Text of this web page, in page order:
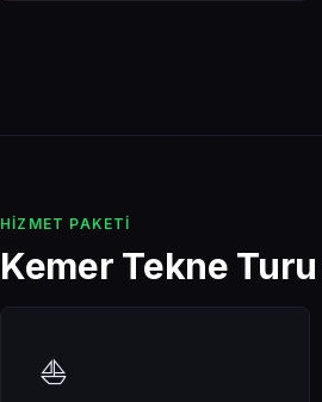
HIZMET PAKETI
Kemer Tekne
⛵